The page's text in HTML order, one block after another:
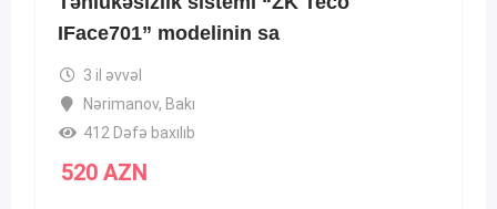
IFace701” modelinin sa
3 il əvvəl
Nərimanov, Bakı
412 Dəfə baxılıb
520 AZN